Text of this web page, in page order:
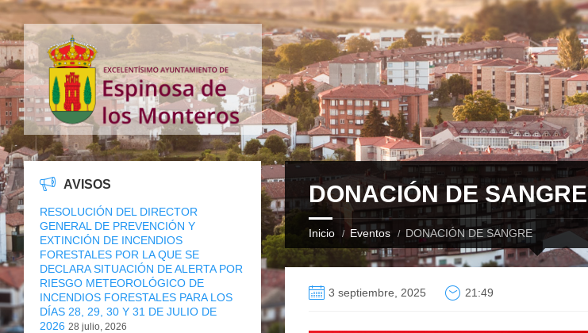
DONACIÓN DE SANGRE
Inicio Eventos DONACIÓN DE SANGRE
3 septiembre, 2025 21:49
AVISOS
RESOLUCIÓN DEL DIRECTOR
GENERAL DE PREVENCIÓN Y
EXTINCIÓN DE INCENDIOS
FORESTALES POR LA QUE SE
DECLARA SITUACIÓN DE ALERTA POR
RIESGO METEOROLÓGICO DE
INCENDIOS FORESTALES PARA LOS
DÍAS 28, 29, 30 Y 31 DE JULIO DE
2026 28 julio, 2026